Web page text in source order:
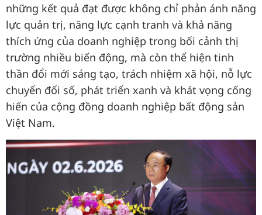
những kết quả đạt được không chỉ phản ánh năng
lực quản trị, năng lực cạnh tranh và khả năng
thích ứng của doanh nghiệp trong bối cảnh thị
trường nhiều biến động, mà còn thể hiện tinh
thần đổi mới sáng tạo, trách nhiệm xã hội, nỗ lực
chuyển đổi số, phát triển xanh và khát vọng cống
hiến của cộng đồng doanh nghiệp bất động sản
Việt Nam.